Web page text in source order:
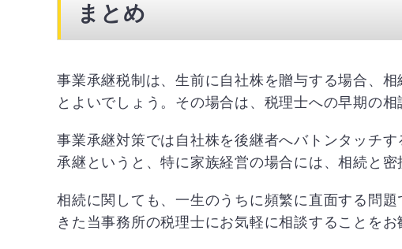
まとめ
事業承継税制は、生前に自社株を贈与する場合、
とよいでしょう。その場合は、税理士への早期の相
事業承継対策では自社株を後継者へバトンタッチ
承継というと、特に家族経営の場合には、相続と密
相続に関しても、一生のうちに頻繁に直面する問
きた当事務所の税理士にお気軽に相談することをお